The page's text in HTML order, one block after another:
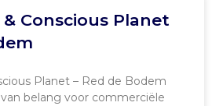
Conscious Planet
Planet – Red de Bodem
belang voor commerciële